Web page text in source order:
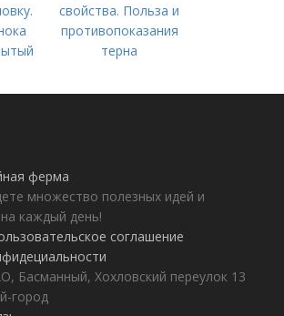
свойства. Польза и
противопоказания
терна
ферма
множество полезных идей и
каждый день!
соглашение
Басманный, Хохловский переулок 13
город